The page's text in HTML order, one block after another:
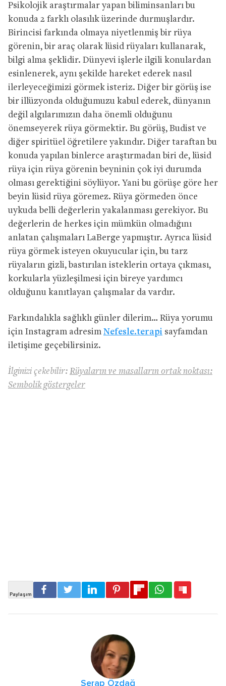
Psikolojik araştırmalar yapan biliminsanları bu
konuda 2 farklı olasılık üzerinde durmuşlardır.
Birincisi farkında olmaya niyetlenmiş bir rüya
görenin, bir araç olarak lüsid rüyaları kullanarak,
bilgi alma şeklidir. Dünyevi işlerle ilgili konulardan
esinlenerek, aynı şekilde hareket ederek nasıl
ilerleyeceğimizi görmek isteriz. Diğer bir görüş ise
bir illüzyonda olduğumuzu kabul ederek, dünyanın
değil algılarımızın daha önemli olduğunu
önemseyerek rüya görmektir. Bu görüş, Budist ve
diğer spiritüel öğretilere yakındır. Diğer taraftan bu
konuda yapılan binlerce araştırmadan biri de, lüsid
rüya için rüya görenin beyninin çok iyi durumda
olması gerektiğini söylüyor. Yani bu görüşe göre her
beyin lüsid rüya göremez. Rüya görmeden önce
uykuda belli değerlerin yakalanması gerekiyor. Bu
değerlerin de herkes için mümkün olmadığını
anlatan çalışmaları LaBerge yapmıştır. Ayrıca lüsid
rüya görmek isteyen okuyucular için, bu tarz
rüyaların gizli, bastırılan isteklerin ortaya çıkması,
korkularla yüzleşilmesi için bireye yardımcı
olduğunu kanıtlayan çalışmalar da vardır.
Farkındalıkla sağlıklı günler dilerim… Rüya yorumu
için Instagram adresim Nefesle.terapi sayfamdan
iletişime geçebilirsiniz.
İlginizi çekebilir: Rüyaların ve masalların ortak noktası:
Sembolik göstergeler
Serap Özdağ